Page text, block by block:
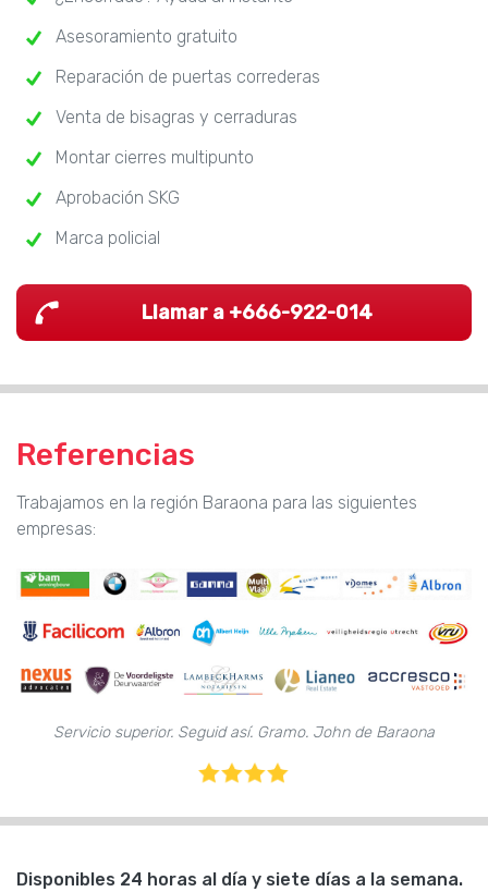
Asesoramiento gratuito
Reparación de puertas correderas
Venta de bisagras y cerraduras
Montar cierres multipunto
Aprobación SKG
Marca policial
Llamar a +666-922-014
Referencias
Trabajamos en la región Baraona para las siguientes
empresas:
Servicio superior. Seguid así. Gramo. John de Baraona
Disponibles 24 horas al día y siete días a la semana.